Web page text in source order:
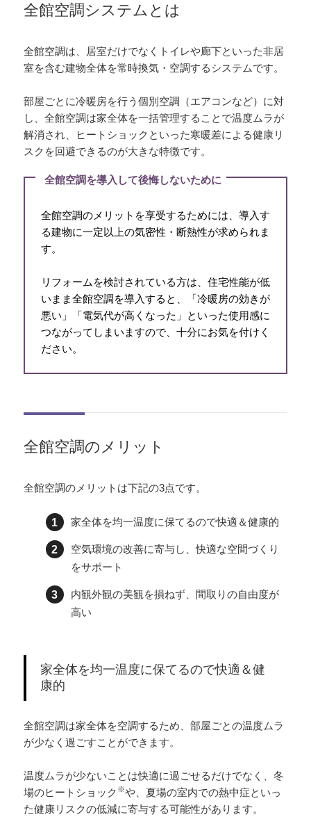
全館空調システムとは
全館空調は、居室だけでなくトイレや廊下といった非居
室を含む建物全体を常時換気・空調するシステムです。
部屋ごとに冷暖房を行う個別空調（エアコンなど）に対
し、全館空調は家全体を一括管理することで温度ムラが
解消され、ヒートショックといった寒暖差による健康リ
スクを回避できるのが大きな特徴です。
全館空調を導入して後悔しないために
全館空調のメリットを享受するためには、導入す
る建物に一定以上の気密性・断熱性が求められま
す。
リフォームを検討されている方は、住宅性能が低
いまま全館空調を導入すると、「冷暖房の効きが
悪い」「電気代が高くなった」といった使用感に
つながってしまいますので、十分にお気を付けく
ださい。
全館空調のメリット
全館空調のメリットは下記の3点です。
家全体を均一温度に保てるので快適＆健康的
空気環境の改善に寄与し、快適な空間づくり
をサポート
内観外観の美観を損ねず、間取りの自由度が
高い
家全体を均一温度に保てるので快適＆健
康的
全館空調は家全体を空調するため、部屋ごとの温度ムラ
が少なく過ごすことができます。
温度ムラが少ないことは快適に過ごせるだけでなく、冬
場のヒートショック ※や、夏場の室内での熱中症といっ
た健康リスクの低減に寄与する可能性があります。